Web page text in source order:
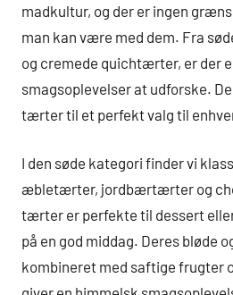
madkultur, og der er ingen
man kan være med dem. Fra
og cremede quichtærter, er der
smagsoplevelser at udforske.
tærter til et perfekt valg til
I den søde kategori finder vi
æbletærter, jordbærtærter og
tærter er perfekte til dessert
på en god middag. Deres bløde
kombineret med saftige frugter